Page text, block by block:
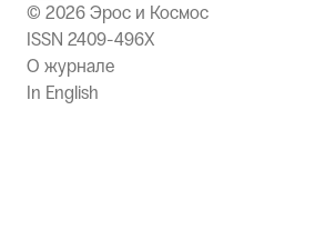
© 2026 Эрос и Космос
ISSN 2409-496X
О журнале
In English